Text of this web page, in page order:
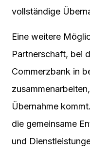
vollständige
Eine weitere
Partnerschaft, bei
Commerzbank in
Übernahme
die gemeinsame
und